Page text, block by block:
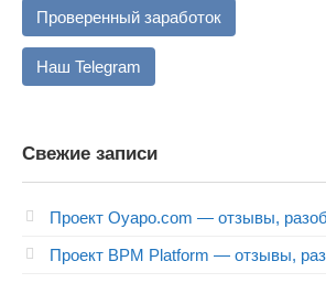
Проверенный заработок
Наш Telegram
Свежие записи
Проект Oyapo.com — отзывы,
Проект BPM Platform — отзывы,